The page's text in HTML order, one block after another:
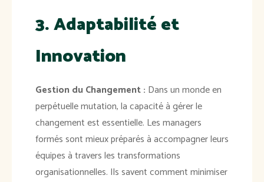
3. Adaptabilité et
Innovation
Gestion du Changement : Dans un monde en
perpétuelle mutation, la capacité à gérer le
changement est essentielle. Les managers
formés sont mieux préparés à accompagner leurs
équipes à travers les transformations
organisationnelles. Ils savent comment minimiser